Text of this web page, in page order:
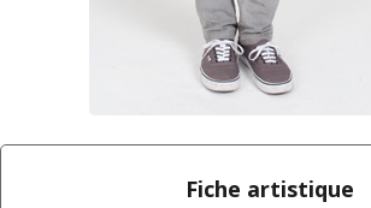
Fiche artistique